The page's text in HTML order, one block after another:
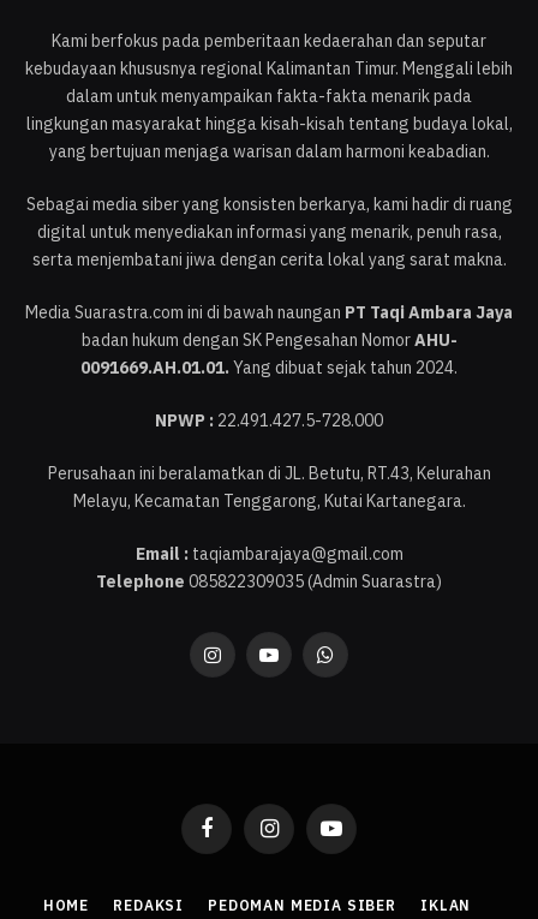
Kami berfokus pada pemberitaan kedaerahan dan seputar
kebudayaan khususnya regional Kalimantan Timur. Menggali lebih
dalam untuk menyampaikan fakta-fakta menarik pada
lingkungan masyarakat hingga kisah-kisah tentang budaya lokal,
yang bertujuan menjaga warisan dalam harmoni keabadian.
Sebagai media siber yang konsisten berkarya, kami hadir di ruang
digital untuk menyediakan informasi yang menarik, penuh rasa,
serta menjembatani jiwa dengan cerita lokal yang sarat makna.
Media Suarastra.com ini di bawah naungan PT Taqi Ambara Jaya
badan hukum dengan SK Pengesahan NomorAHU-
0091669.AH.01.01.Yang dibuat sejak tahun 2024.
NPWP : 22.491.427.5-728.000
Perusahaan ini beralamatkan di JL. Betutu, RT.43, Kelurahan
Melayu, Kecamatan Tenggarong, Kutai Kartanegara.
Email :taqiambarajaya@gmail.com
Telephone 085822309035 (Admin Suarastra)
InstagramYouTubeWhatsApp
FacebookInstagramYouTube
HOME REDAKSI PEDOMAN MEDIA SIBER IKLAN